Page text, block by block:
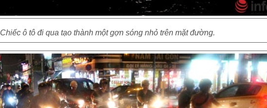
Chiếc ô tô đi qua tạo thành một gợn sóng nhỏ trên mặt đường.